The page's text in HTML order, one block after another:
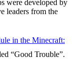
were developed by
leaders from the
in the Minecraft:
“Good Trouble”.